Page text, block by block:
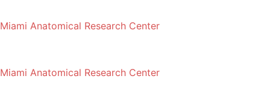
Miami Anatomical Research Center
Miami Anatomical Research Center